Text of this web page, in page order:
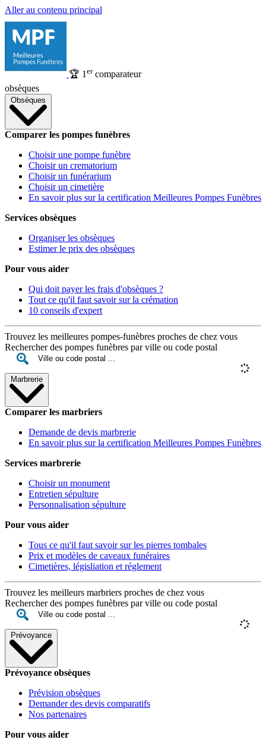
Aller au contenu principal
🏆 1 ercomparateur
obsèques
Obsèques
Comparer les pompes funèbres
Choisir une pompe funèbre
Choisir un crematorium
Choisir un funérarium
Choisir un cimetière
En savoir plus sur la certification Meilleures Pompes Funèbres
Services obsèques
Organiser les obsèques
Estimer le prix des obsèques
Pour vous aider
Qui doit payer les frais d'obsèques ?
Tout ce qu'il faut savoir sur la crémation
10 conseils d'expert
Trouvez les meilleures pompes-funèbres proches de chez vous
Rechercher des pompes funèbres par ville ou code postal
Marbrerie
Comparer les marbriers
Demande de devis marbrerie
En savoir plus sur la certification Meilleures Pompes Funèbres
Services marbrerie
Choisir un monument
Entretien sépulture
Personnalisation sépulture
Pour vous aider
Tous ce qu'il faut savoir sur les pierres tombales
Prix et modèles de caveaux funéraires
Cimetières, législiation et réglement
Trouvez les meilleurs marbriers proches de chez vous
Rechercher des pompes funèbres par ville ou code postal
Prévoyance
Prévoyance obsèques
Prévision obsèques
Demander des devis comparatifs
Nos partenaires
Pour vous aider